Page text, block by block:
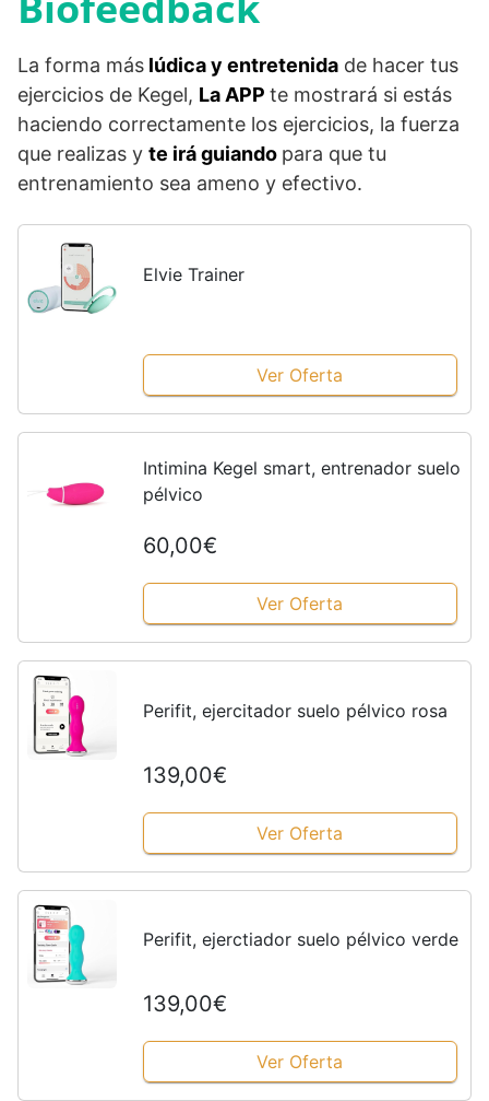
La forma más lúdica y entretenida de hacer tus
ejercicios de Kegel, La APP te mostrará si estás
haciendo correctamente los ejercicios, la fuerza
que realizas y te irá guiando para que tu
entrenamiento sea ameno y efectivo.
Elvie Trainer
Ver Oferta
Intimina Kegel smart, entrenador suelo
pélvico
60,00€
Ver Oferta
Perifit, ejercitador suelo pélvico rosa
139,00€
Ver Oferta
Perifit, ejerctiador suelo pélvico verde
139,00€
Ver Oferta